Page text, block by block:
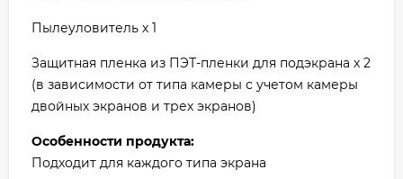
Пылеуловитель х 1
Защитная пленка из ПЭТ-пленки для подэкрана x 2
(в зависимости от типа камеры с учетом камеры
двойных экранов и трех экранов)
Особенности продукта:
Подходит для каждого типа экрана